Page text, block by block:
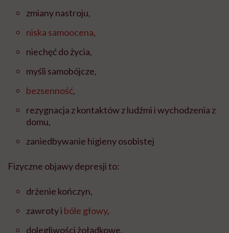
zmiany nastroju,
niska samoocena,
niechęć do życia,
myśli samobójcze,
bezsenność,
rezygnacja z kontaktów z ludźmi i wychodzenia z
domu,
zaniedbywanie higieny osobistej
Fizyczne objawy depresji to:
drżenie kończyn,
zawroty i bóle głowy,
dolegliwości żołądkowe,